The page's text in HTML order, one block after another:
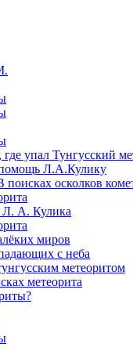
упал Тунгусский
Л.А.Кулику
осколков
Л. А. Кулика
миров
с неба
метеоритом
метеорита